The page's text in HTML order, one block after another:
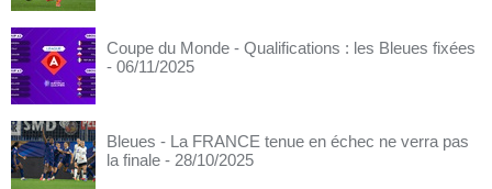
Coupe du Monde - Qualifications : les Bleues fixées
- 06/11/2025
Bleues - La FRANCE tenue en échec ne verra pas
la finale - 28/10/2025